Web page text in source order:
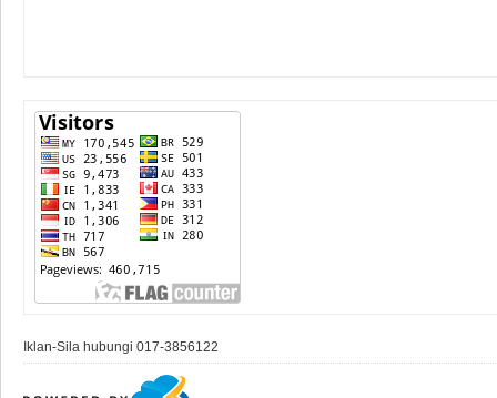
Iklan-Sila hubungi 017-3856122